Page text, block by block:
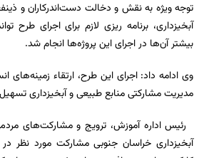
توجه ویژه به نقش و دخالت دست‌اندرکاران و
آبخیزداری، برنامه ریزی لازم برای اجرای طرح
بیشتر آن‌ها در اجرای این پروژه‌ها انجام شد.
وی ادامه داد: اجرای این طرح، ارتقاء زمینه‌های
مدیریت مشارکتی منابع طبیعی و آبخیزداری
رئیس اداره آموزش، ترویج و مشارکت‌های
آبخیزداری خراسان جنوبی مشارکت مورد نظر